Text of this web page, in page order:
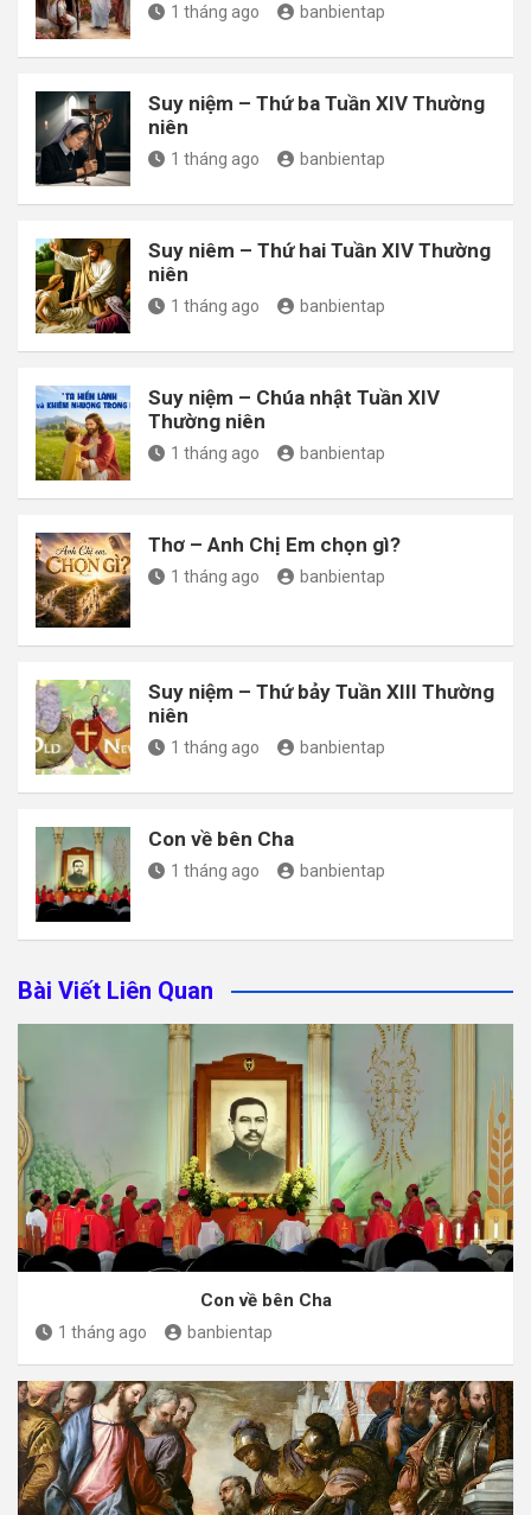
1 tháng ago banbientap
Suy niệm – Thứ ba Tuần XIV Thường
niên
1 tháng ago banbientap
Suy niêm – Thứ hai Tuần XIV Thường
niên
1 tháng ago banbientap
Suy niệm – Chúa nhật Tuần XIV
Thường niên
1 tháng ago banbientap
Thơ – Anh Chị Em chọn gì?
1 tháng ago banbientap
Suy niệm – Thứ bảy Tuần XIII Thường
niên
1 tháng ago banbientap
Con về bên Cha
1 tháng ago banbientap
Bài Viết Liên Quan
Con về bên Cha
1 tháng ago banbientap